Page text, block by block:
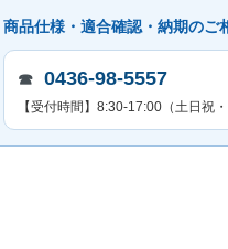
商品仕様・適合確認・納期のご
☎ 0436-98-5557
【受付時間】8:30-17:00（土日祝・